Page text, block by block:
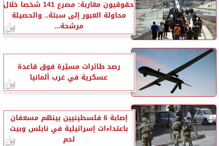
حقوقيون مغاربة: مصرع 141 شخصا خلال
محاولة العبور إلى سبتة.. والحصيلة
مرشحة...
رصد طائرات مسيّرة فوق قاعدة
عسكرية في غرب ألمانيا
إصابة 6 فلسطينيين بينهم مسعفان
باعتداءات إسرائيلية في نابلس وبيت
لحم